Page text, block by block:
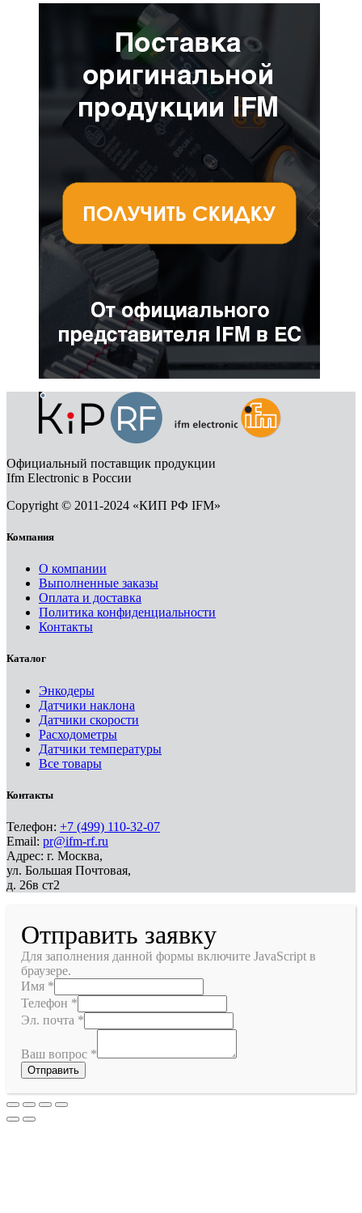
Официальный поставщик продукции
Ifm Electronic в России
Copyright © 2011-2024 «КИП РФ IFM»
Компания
О компании
Выполненные заказы
Оплата и доставка
Политика конфиденциальности
Контакты
Каталог
Энкодеры
Датчики наклона
Датчики скорости
Расходометры
Датчики температуры
Все товары
Контакты
Телефон: +7 (499) 110-32-07
Email: pr@ifm-rf.ru
Адрес: г. Москва,
ул. Большая Почтовая,
д. 26в ст2
Отправить заявку
Для заполнения данной формы включите JavaScript в
браузере.
Имя *
Телефон *
Эл. почта *
Ваш вопрос *
Отправить